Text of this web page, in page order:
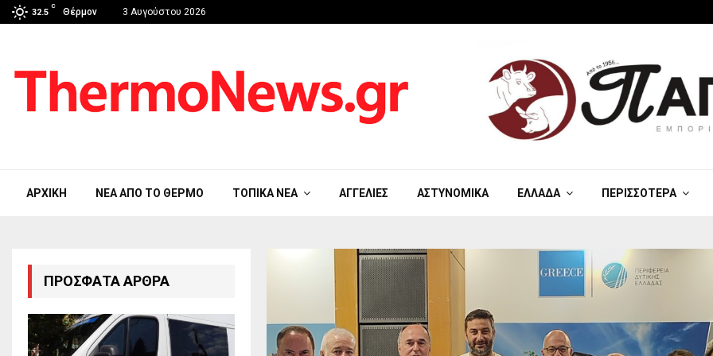
32.5
C
Θέρμον 3 Αυγούστου 2026
ΑΡΧΙΚΉ ΝΈΑ ΑΠΟ ΤΟ ΘΈΡΜΟ ΤΟΠΙΚΆ ΝΈΑ ΑΓΓΕΛΊΕΣ ΑΣΤΥΝΟΜΙΚΆ ΕΛΛΆΔΑ ΠΕΡΙΣΣΌΤΕΡΑ
ΠΡΌΣΦΑΤΑ ΆΡΘΡΑ